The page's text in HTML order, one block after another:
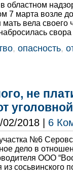
областном
7 марта возле
вела своего
, опасность,
не
02/2018 | 6
№6
дело в
ООО
сосьвинского